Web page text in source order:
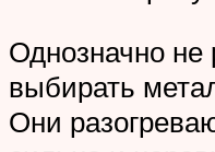
Однозначно не
выбирать
Они